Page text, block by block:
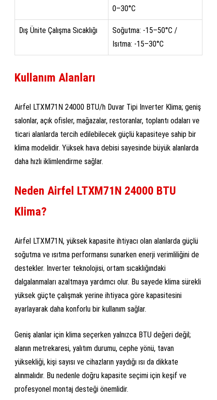
0–30°C
Dış Ünite Çalışma Sıcaklığı
Soğutma: -15–50°C /
Isıtma: -15–30°C
Kullanım Alanları
Airfel LTXM71N 24000 BTU/h Duvar Tipi Inverter Klima; geniş
salonlar, açık ofisler, mağazalar, restoranlar, toplantı odaları ve
ticari alanlarda tercih edilebilecek güçlü kapasiteye sahip bir
klima modelidir. Yüksek hava debisi sayesinde büyük alanlarda
daha hızlı iklimlendirme sağlar.
Neden Airfel LTXM71N 24000 BTU
Klima?
Airfel LTXM71N, yüksek kapasite ihtiyacı olan alanlarda güçlü
soğutma ve ısıtma performansı sunarken enerji verimliliğini de
destekler. Inverter teknolojisi, ortam sıcaklığındaki
dalgalanmaları azaltmaya yardımcı olur. Bu sayede klima sürekli
yüksek güçte çalışmak yerine ihtiyaca göre kapasitesini
ayarlayarak daha konforlu bir kullanım sağlar.
Geniş alanlar için klima seçerken yalnızca BTU değeri değil;
alanın metrekaresi, yalıtım durumu, cephe yönü, tavan
yüksekliği, kişi sayısı ve cihazların yaydığı ısı da dikkate
alınmalıdır. Bu nedenle doğru kapasite seçimi için keşif ve
profesyonel montaj desteği önemlidir.